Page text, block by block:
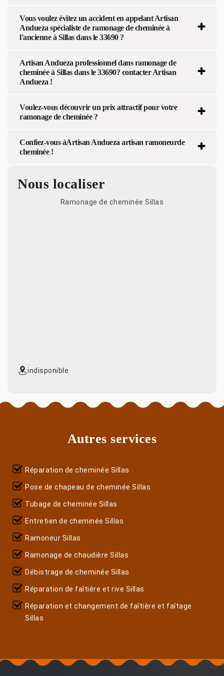
Vous voulez évitez un accident en appelant Artisan
Andueza spécialiste de ramonage de cheminée à
l'ancienne à Sillas dans le 33690 ?
Artisan Andueza professionnel dans ramonage de
cheminée à Sillas dans le 33690? contacter Artisan
Andueza !
Voulez-vous découvrir un prix attractif pour votre
ramonage de cheminée ?
Confiez-vous àArtisan Andueza artisan ramoneurde
cheminée !
Nous localiser
Ramonage de cheminée Sillas
indisponible
Autres services
Réparation de cheminée Sillas
Pose de chapeau de cheminée Sillas
Tubage de cheminée Sillas
Entretien de cheminée Sillas
Ramoneur Sillas
Ramonage de chaudière Sillas
Débistrage de cheminée Sillas
Réparation de faîtière et rive Sillas
Réparation et changement de faîtière et faîtage
Sillas